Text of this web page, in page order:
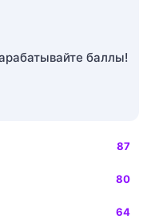
баллы!
87
80
64